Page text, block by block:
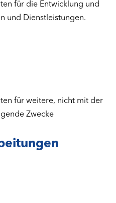
für die Entwicklung und
und Dienstleistungen.
für weitere, nicht mit der
Zwecke